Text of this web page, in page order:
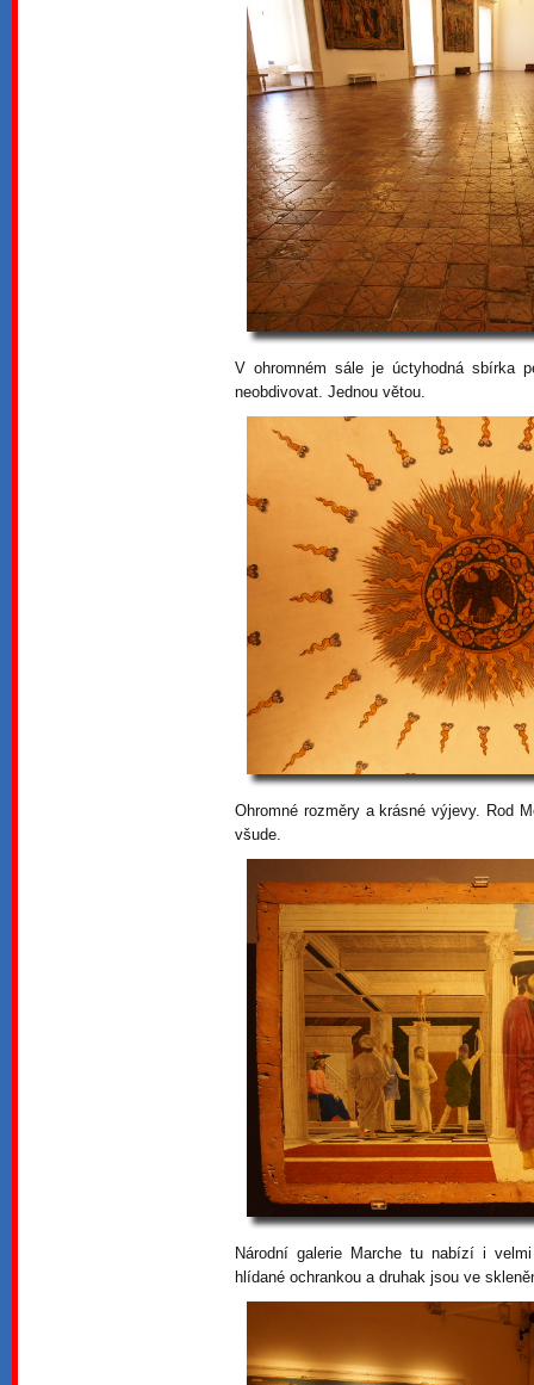
V ohromném sále je úctyhodná sbírka
neobdivovat. Jednou větou.
Ohromné rozměry a krásné výjevy. Rod
všude.
Národní galerie Marche tu nabízí i
hlídané ochrankou a druhak jsou ve